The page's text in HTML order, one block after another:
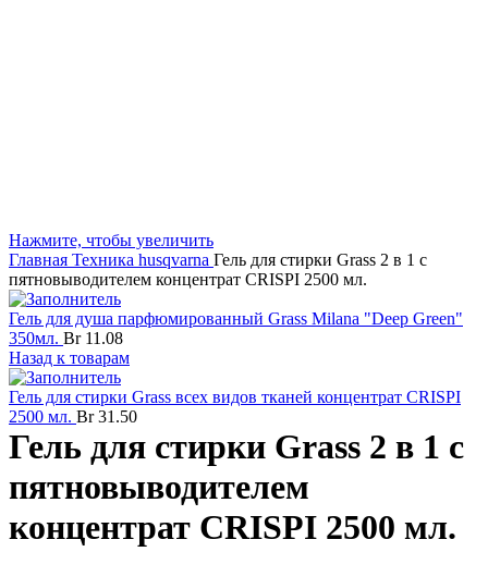
Нажмите, чтобы увеличить
Главная Техника husqvarna Гель для стирки Grass 2 в 1 с
пятновыводителем концентрат CRISPI 2500 мл.
Гель для душа парфюмированный Grass Milana "Deep Green"
350мл. Br11.08
Назад к товарам
Гель для стирки Grass всех видов тканей концентрат CRISPI
2500 мл. Br31.50
Гель для стирки Grass 2 в 1 с
пятновыводителем
концентрат CRISPI 2500 мл.